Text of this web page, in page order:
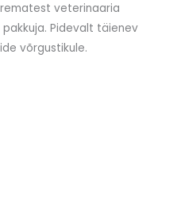
veterinaaria
Pidevalt täienev
võrgustikule.